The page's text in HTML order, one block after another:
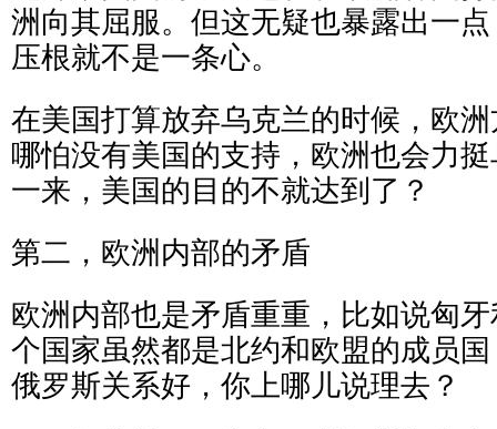
洲向其屈服。但这无疑也暴露出一
压根就不是一条心。
在美国打算放弃乌克兰的时候，欧
哪怕没有美国的支持，欧洲也会力
一来，美国的目的不就达到了？
第二，欧洲内部的矛盾
欧洲内部也是矛盾重重，比如说匈
个国家虽然都是北约和欧盟的成员
俄罗斯关系好，你上哪儿说理去？